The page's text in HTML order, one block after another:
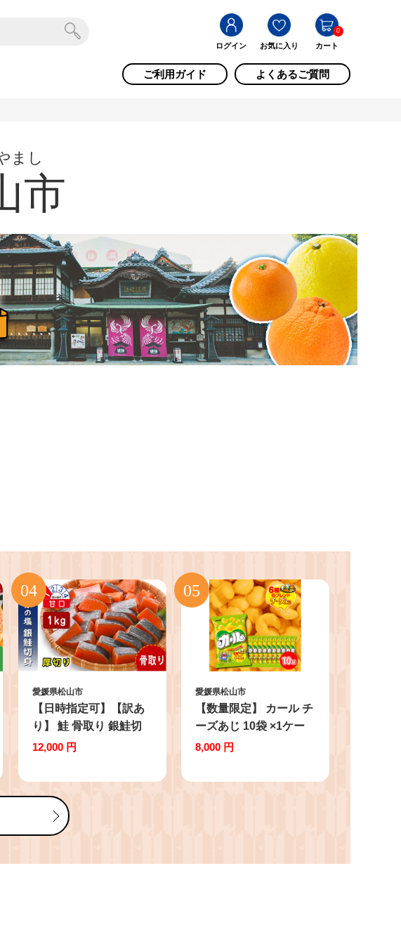
ログイン お気に入り カート
0
ご利用ガイド よくあるご質問
市
まし
愛媛県松山市
【日時指定可】【訳あ
り】 鮭 骨取り 銀鮭切
り身 伯方の塩使用 甘口
チャック袋 保存 便利
小分け お弁当 塩焼き
ムニエル〈 愛媛県産 伯
愛媛県 松山市
12,000 円
愛媛県松山市
【数量限定】 カール チ
ーズあじ 10袋 ×1ケー
ス スナック菓子 西日本
8,000 円